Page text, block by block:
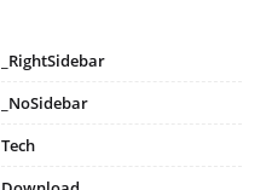
_RightSidebar
_NoSidebar
Tech